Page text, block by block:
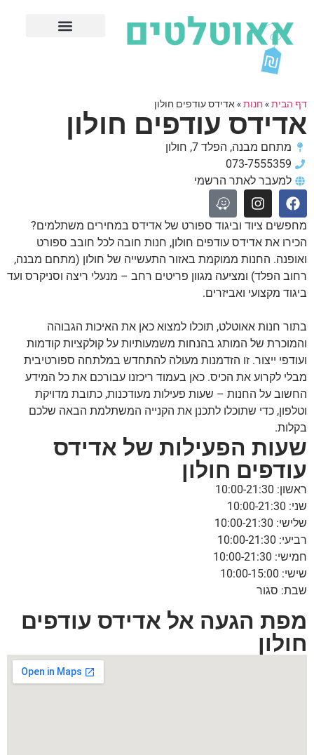
דף הבית» חנות»אדידס עודפים חולון
אדידס עודפים חולון
מתחם מבנה, הפלד 7, חולון
073-7555359
למעבר לאתר הרשמי
מחפשים ציוד וביגוד ספורט של אדידס במחירים משתלמים?
הכירו את אדידס עודפים חולון, חנות חובה לכל חובב ספורט
ואופנה. החנות ממוקמת באזור התעשייה של חולון (מתחם מבנה,
רחוב הפלד) ומציעה מגוון פריטים רחב – מנעלי ריצה וסניקרס ועד
ביגוד מקצועי ואביזרים.
בתור חנות אאוטלט, תוכלו למצוא כאן את האיכות הגבוהה
והמוכרת של המותג בהנחות משמעותיות על קולקציות קודמות
ועודפי ייצור. זו הזדמנות מעולה להתחדש במלתחה ספורטיבית
מבלי לקרוע את הכיס. כאן בעמוד ריכזנו עבורכם את כל המידע
החשוב על החנות – שעות פעילות מעודכנות, כתובת מדויקת
וטלפון, כדי שתוכלו לתכנן את הקנייה המשתלמת הבאה שלכם
בקלות.
שעות הפעילות של אדידס
עודפים חולון
ראשון: 10:00-21:30
שני: 10:00-21:30
שלישי: 10:00-21:30
רביעי: 10:00-21:30
חמישי: 10:00-21:30
שישי: 10:00-15:00
שבת: סגור
מפת הגעה אל אדידס עודפים
חולון